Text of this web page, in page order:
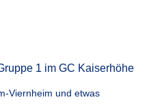
1 im GC Kaiserhöhe
Viernheim und etwas